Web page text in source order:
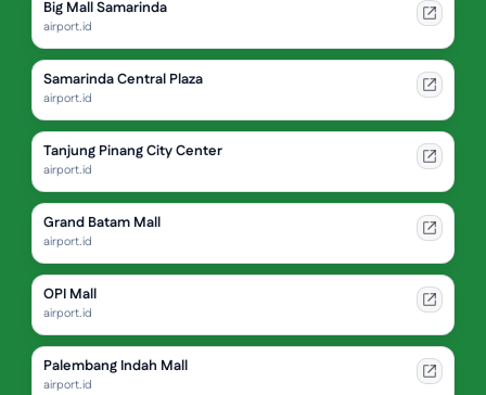
Big Mall Samarinda
airport.id
Samarinda Central Plaza
airport.id
Tanjung Pinang City Center
airport.id
Grand Batam Mall
airport.id
OPI Mall
airport.id
Palembang Indah Mall
airport.id